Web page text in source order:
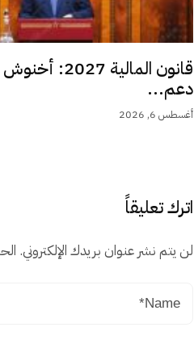
قانون المالية
دعم...
أغسطس 6, 2026
اترك تعليقاً
لن يتم نشر عنوان بريدك الإلكتروني.